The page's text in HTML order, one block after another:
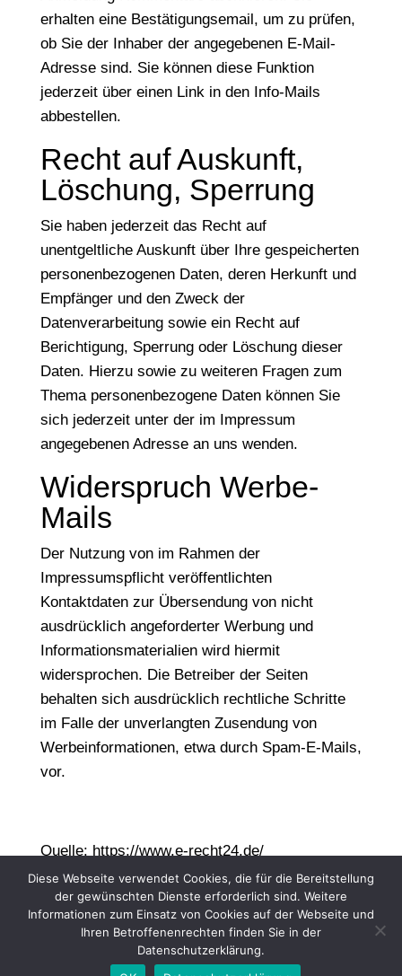
erhalten eine Bestätigungsemail, um zu prüfen,
ob Sie der Inhaber der angegebenen E-Mail-
Adresse sind. Sie können diese Funktion
jederzeit über einen Link in den Info-Mails
abbestellen.
Recht auf Auskunft,
Löschung, Sperrung
Sie haben jederzeit das Recht auf
unentgeltliche Auskunft über Ihre gespeicherten
personenbezogenen Daten, deren Herkunft und
Empfänger und den Zweck der
Datenverarbeitung sowie ein Recht auf
Berichtigung, Sperrung oder Löschung dieser
Daten. Hierzu sowie zu weiteren Fragen zum
Thema personenbezogene Daten können Sie
sich jederzeit unter der im Impressum
angegebenen Adresse an uns wenden.
Widerspruch Werbe-
Mails
Der Nutzung von im Rahmen der
Impressumspflicht veröffentlichten
Kontaktdaten zur Übersendung von nicht
ausdrücklich angeforderter Werbung und
Informationsmaterialien wird hiermit
widersprochen. Die Betreiber der Seiten
behalten sich ausdrücklich rechtliche Schritte
im Falle der unverlangten Zusendung von
Werbeinformationen, etwa durch Spam-E-Mails,
vor.
Quelle: https://www.e-recht24.de/
Datenschutz
Diese Webseite verwendet Cookies, die für die Bereitstellung
der gewünschten Dienste erforderlich sind. Weitere
Informationen zum Einsatz von Cookies auf der Webseite und
Ihren Betroffenenrechten finden Sie in der
Datenschutzerklärung.